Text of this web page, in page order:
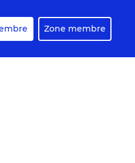
Zone membre